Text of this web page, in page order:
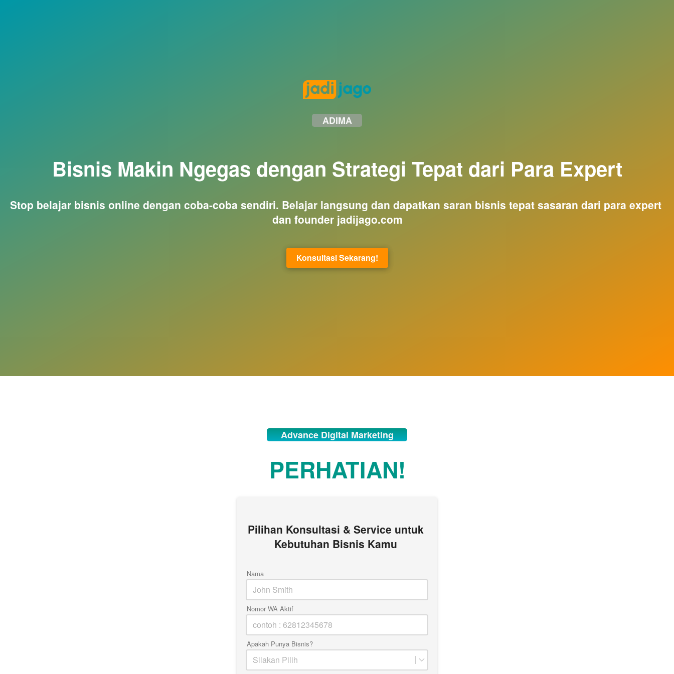
ADIMA
Bisnis Makin Ngegas dengan Strategi Tepat dari Para Expert
Stop belajar bisnis online dengan coba-coba sendiri. Belajar langsung dan dapatkan saran bisnis tepat sasaran dari para expert
dan founder jadijago.com
`Konsultasi Sekarang!
Advance Digital Marketing
PERHATIAN!
Pilihan Konsultasi & Service untuk
Kebutuhan Bisnis Kamu
Nama
Nomor WA Aktif
Apakah Punya Bisnis?
Silakan Pilih